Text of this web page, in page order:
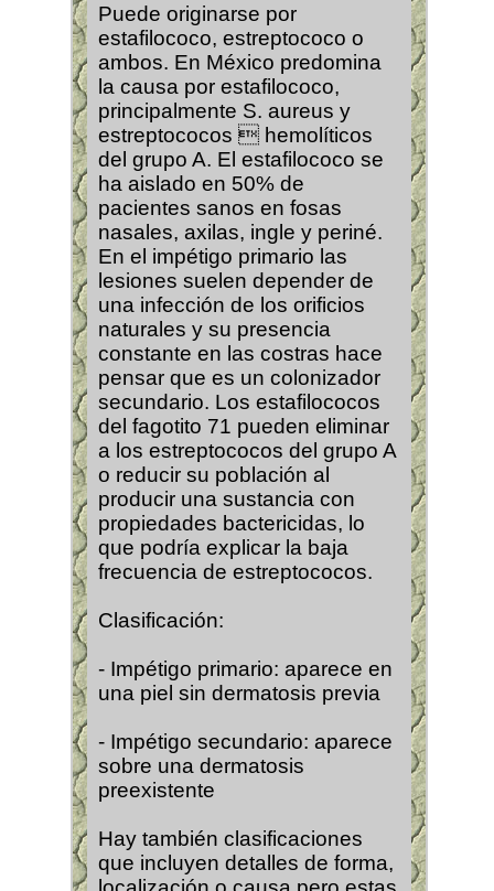
Puede originarse por
estafilococo, estreptococo o
ambos. En México predomina
la causa por estafilococo,
principalmente S. aureus y
estreptococos  hemolíticos
del grupo A. El estafilococo se
ha aislado en 50% de
pacientes sanos en fosas
nasales, axilas, ingle y periné.
En el impétigo primario las
lesiones suelen depender de
una infección de los orificios
naturales y su presencia
constante en las costras hace
pensar que es un colonizador
secundario. Los estafilococos
del fagotito 71 pueden eliminar
a los estreptococos del grupo A
o reducir su población al
producir una sustancia con
propiedades bactericidas, lo
que podría explicar la baja
frecuencia de estreptococos.
Clasificación:
- Impétigo primario: aparece en
una piel sin dermatosis previa
- Impétigo secundario: aparece
sobre una dermatosis
preexistente
Hay también clasificaciones
que incluyen detalles de forma,